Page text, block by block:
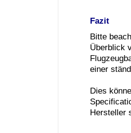
Fazit
Bitte
Überblick
einer
Dies
Hersteller